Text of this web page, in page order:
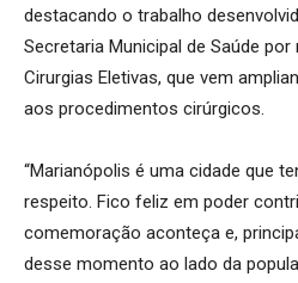
destacando o trabalho
Secretaria Municipal de Saúde
Cirurgias Eletivas, que vem
aos procedimentos cirúrgicos.
“Marianópolis é uma cidade que
respeito. Fico feliz em poder
comemoração aconteça e,
desse momento ao lado da